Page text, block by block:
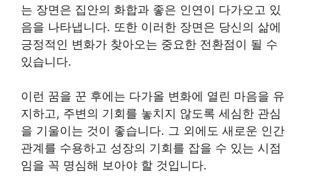
는 장면은 집안의 화합과 좋은 인연이 다가오고 있
음을 나타냅니다. 또한 이러한 장면은 당신의 삶에
긍정적인 변화가 찾아오는 중요한 전환점이 될 수
있습니다.
이런 꿈을 꾼 후에는 다가올 변화에 열린 마음을 유
지하고, 주변의 기회를 놓치지 않도록 세심한 관심
을 기울이는 것이 좋습니다. 그 외에도 새로운 인간
관계를 수용하고 성장의 기회를 잡을 수 있는 시점
임을 꼭 명심해 보아야 할 것입니다.